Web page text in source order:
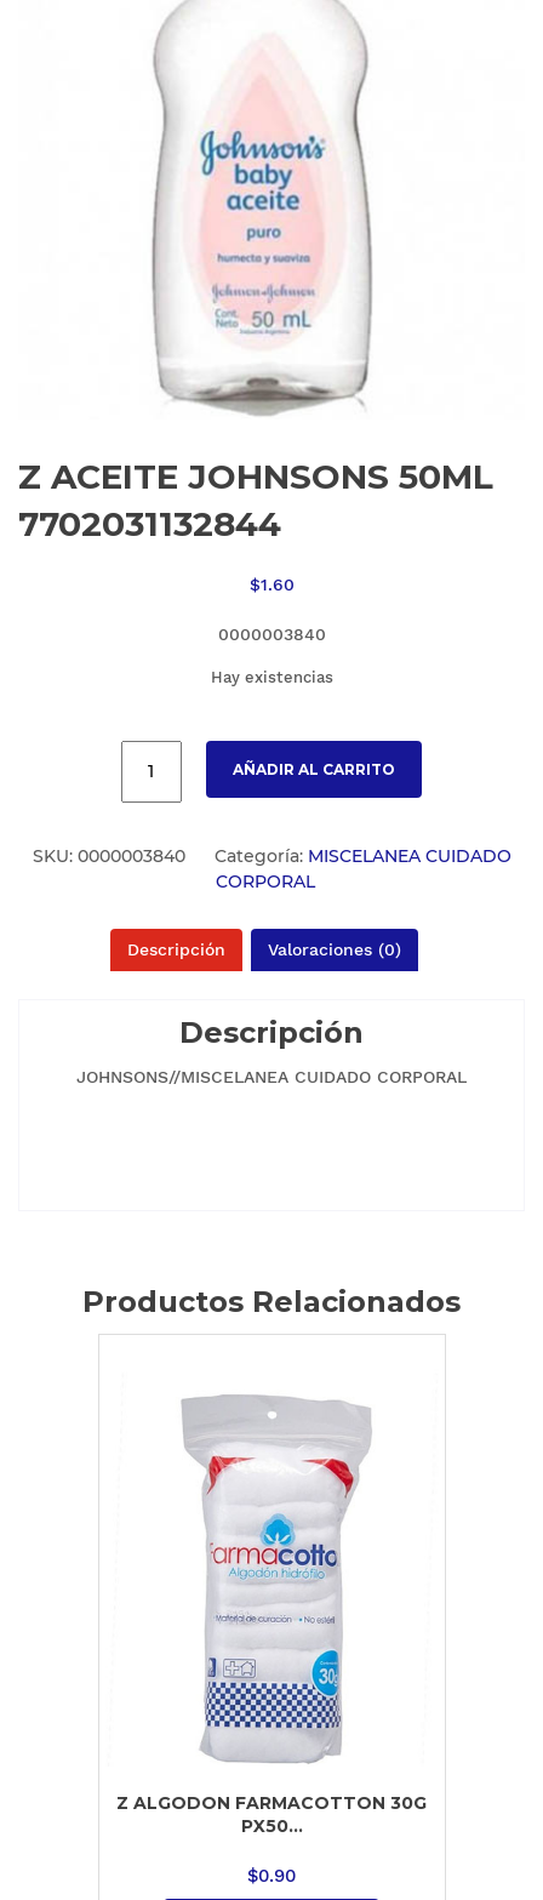
Z ACEITE JOHNSONS 50ML
7702031132844
$1.60
0000003840
Hay existencias
AÑADIR AL CARRITO
SKU: 0000003840 Categoría: MISCELANEA CUIDADO
CORPORAL
Descripción Valoraciones (0)
Descripción
JOHNSONS//MISCELANEA CUIDADO CORPORAL
Productos Relacionados
Z ALGODON FARMACOTTON 30G
PX50...
$0.90